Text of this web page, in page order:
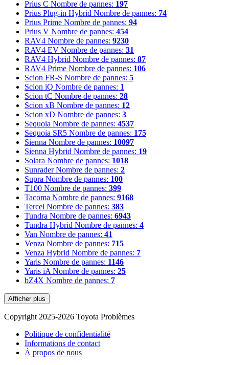
Prius C Nombre de pannes: 197
Prius Plug-in Hybrid Nombre de pannes: 74
Prius Prime Nombre de pannes: 94
Prius V Nombre de pannes: 454
RAV4 Nombre de pannes: 9230
RAV4 EV Nombre de pannes: 31
RAV4 Hybrid Nombre de pannes: 87
RAV4 Prime Nombre de pannes: 106
Scion FR-S Nombre de pannes: 5
Scion iQ Nombre de pannes: 1
Scion tC Nombre de pannes: 28
Scion xB Nombre de pannes: 12
Scion xD Nombre de pannes: 3
Sequoia Nombre de pannes: 4537
Sequoia SR5 Nombre de pannes: 175
Sienna Nombre de pannes: 10097
Sienna Hybrid Nombre de pannes: 19
Solara Nombre de pannes: 1018
Sunrader Nombre de pannes: 2
Supra Nombre de pannes: 100
T100 Nombre de pannes: 399
Tacoma Nombre de pannes: 9168
Tercel Nombre de pannes: 383
Tundra Nombre de pannes: 6943
Tundra Hybrid Nombre de pannes: 4
Van Nombre de pannes: 41
Venza Nombre de pannes: 715
Venza Hybrid Nombre de pannes: 7
Yaris Nombre de pannes: 1146
Yaris iA Nombre de pannes: 25
bZ4X Nombre de pannes: 7
Afficher plus
Copyright 2025-2026 Toyota Problèmes
Politique de confidentialité
Informations de contact
À propos de nous